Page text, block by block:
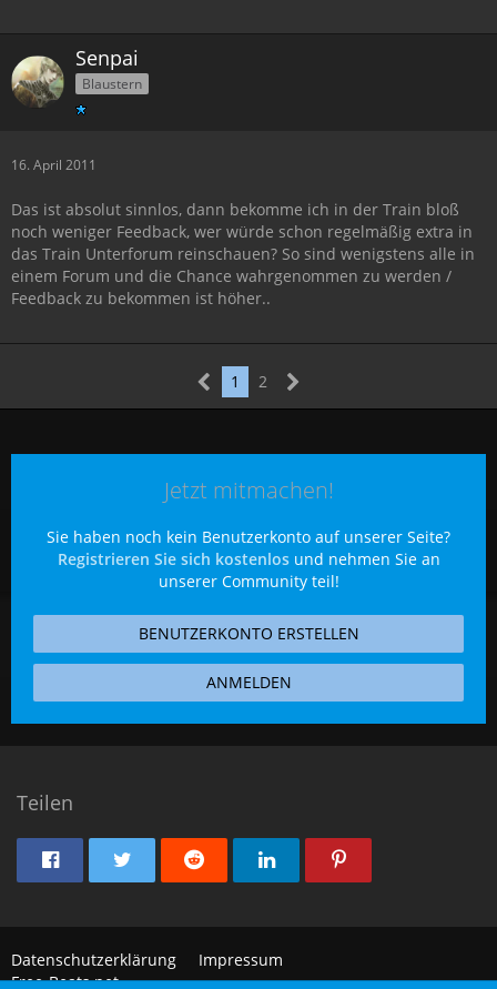
Senpai
Blaustern
16. April 2011
Das ist absolut sinnlos, dann bekomme ich in der Train bloß
noch weniger Feedback, wer würde schon regelmäßig extra in
das Train Unterforum reinschauen? So sind wenigstens alle in
einem Forum und die Chance wahrgenommen zu werden /
Feedback zu bekommen ist höher..
1 2
Jetzt mitmachen!
Sie haben noch kein Benutzerkonto auf unserer Seite?
Registrieren Sie sich kostenlosund nehmen Sie an
unserer Community teil!
BENUTZERKONTO ERSTELLEN
ANMELDEN
Teilen
Datenschutzerklärung
Impressum
Free-Beats.net